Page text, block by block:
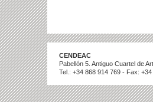
CENDEAC
Pabellón 5. Antiguo Cuartel de
Tel.: +34 868 914 769 - Fax: